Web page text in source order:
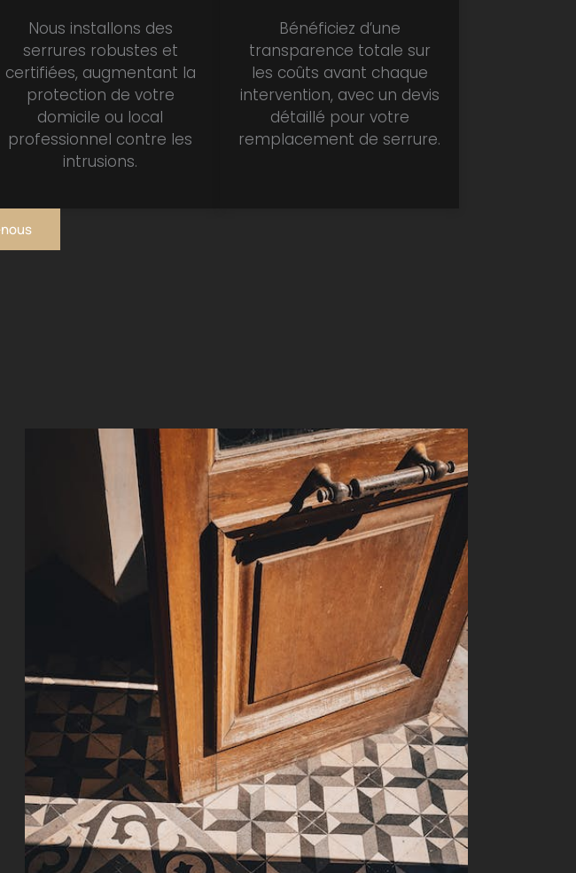
Nous installons des
serrures robustes et
certifiées, augmentant la
protection de votre
domicile ou local
professionnel contre les
intrusions.
Bénéficiez d’une
transparence totale sur
les coûts avant chaque
intervention, avec un devis
détaillé pour votre
remplacement de serrure.